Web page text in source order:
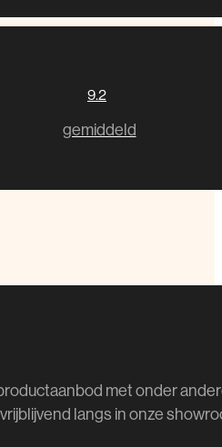
9.2
gemiddeld
met onder
langs in onze